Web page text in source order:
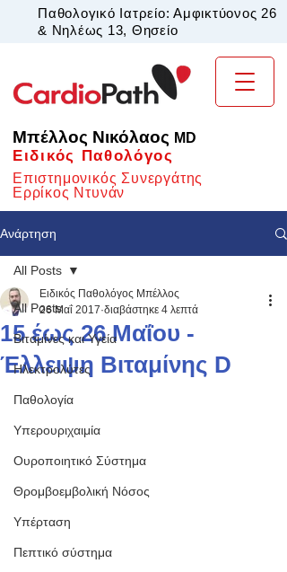
Παθολογικό Ιατρείο: Αμφικτύονος 26
& Νηλέως 13, Θησείο
Μπέλλος Νικόλαος MD
Ειδικός Παθολόγος
Επιστημονικός Συνεργάτης
Ερρίκος Ντυνάν
Ανάρτηση
All Posts
Βιταμίνες και Υγεία
Ηλεκτρολύτες
Παθολογία
Υπερουριχαιμία
Ουροποιητικό Σύστημα
Θρομβοεμβολική Νόσος
Υπέρταση
Πεπτικό σύστημα
All Posts
15 έως 26 Μαΐου -
Έλλειψη Βιταμίνης D
Ειδικός Παθολόγος Μπέλλος
26 Μαΐ 2017 διαβάστηκε 4 λεπτά